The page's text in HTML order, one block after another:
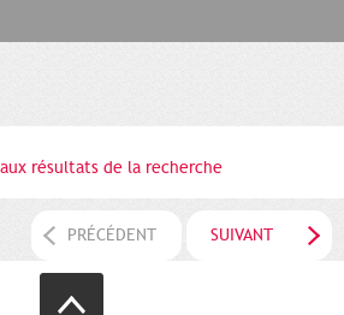
résultats de la recherche
PRÉCÉDENT SUIVANT